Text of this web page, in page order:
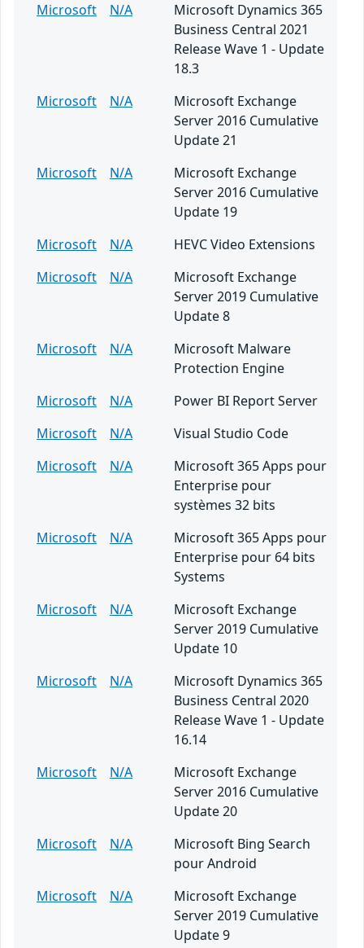
Microsoft
N/A
Microsoft Dynamics 365
Business Central 2021
Release Wave 1 - Update
18.3
Microsoft
N/A
Microsoft Exchange
Server 2016 Cumulative
Update 21
Microsoft
N/A
Microsoft Exchange
Server 2016 Cumulative
Update 19
Microsoft
N/A
HEVC Video Extensions
Microsoft
N/A
Microsoft Exchange
Server 2019 Cumulative
Update 8
Microsoft
N/A
Microsoft Malware
Protection Engine
Microsoft
N/A
Power BI Report Server
Microsoft
N/A
Visual Studio Code
Microsoft
N/A
Microsoft 365 Apps pour
Enterprise pour
systèmes 32 bits
Microsoft
N/A
Microsoft 365 Apps pour
Enterprise pour 64 bits
Systems
Microsoft
N/A
Microsoft Exchange
Server 2019 Cumulative
Update 10
Microsoft
N/A
Microsoft Dynamics 365
Business Central 2020
Release Wave 1 - Update
16.14
Microsoft
N/A
Microsoft Exchange
Server 2016 Cumulative
Update 20
Microsoft
N/A
Microsoft Bing Search
pour Android
Microsoft
N/A
Microsoft Exchange
Server 2019 Cumulative
Update 9